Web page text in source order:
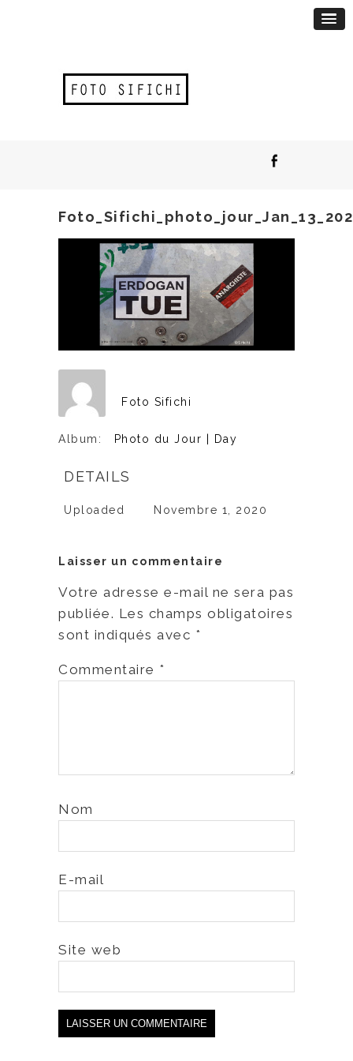
Foto Sifichi
Album: Photo du Jour | Day
DETAILS
Uploaded Novembre 1, 2020
Laisser un commentaire
Votre adresse e-mail ne sera pas
publiée. Les champs obligatoires
sont indiqués avec *
Commentaire *
Nom
E-mail
Site web